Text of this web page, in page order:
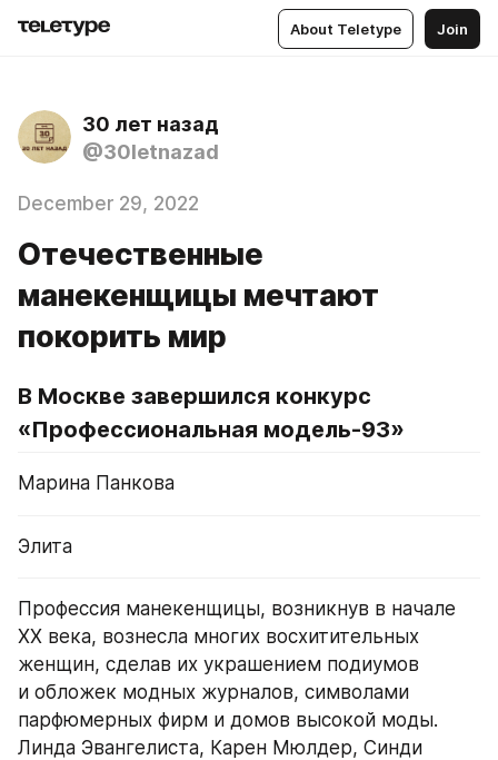
About Teletype Join
30 лет назад
@30letnazad
December 29, 2022
Отечественные
манекенщицы мечтают
покорить мир
В Москве завершился конкурс
«Профессиональная модель-93»
Марина Панкова
Элита
Профессия манекенщицы, возникнув в начале
XX века, вознесла многих восхитительных
женщин, сделав их украшением подиумов
и обложек модных журналов, символами
парфюмерных фирм и домов высокой моды.
Линда Эвангелиста, Карен Мюлдер, Синди